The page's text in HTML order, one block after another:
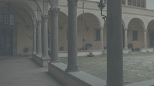
f)
personali in modo
non possano più
determinato